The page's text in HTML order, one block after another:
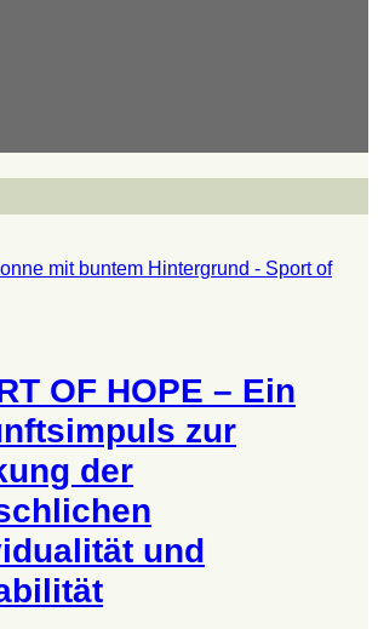
OF HOPE – Ein
zur
der
und